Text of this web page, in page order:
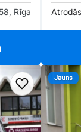
Rīga
Atrodās
Pievienot
Jauns